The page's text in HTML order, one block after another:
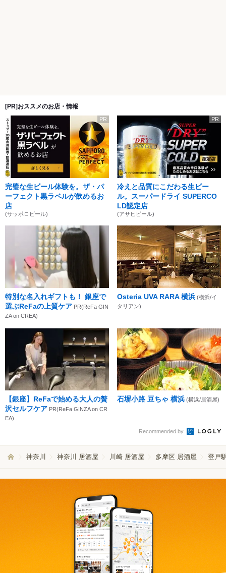
[PR]おススメのお店・情報
PR
完璧な生ビール体験を。ザ・パ
ーフェクト黒ラベルが飲めるお
店
(サッポロビール)
PR
冷えと品質にこだわる生ビー
ル。スーパードライ SUPERCO
LD認定店
(アサヒビール)
特別な名入れギフトも！ 銀座で
選ぶReFaの上質ケア PR(ReFa GIN
ZA on CREA)
Osteria UVA RARA 横浜 (横浜/イ
タリアン)
【銀座】ReFaで始める大人の贅
沢セルフケア PR(ReFa GINZA on CR
EA)
石塀小路 豆ちゃ 横浜 (横浜/居酒屋)
Recommended by
神奈川 神奈川 居酒屋 川崎 居酒屋 多摩区 居酒屋 登戸